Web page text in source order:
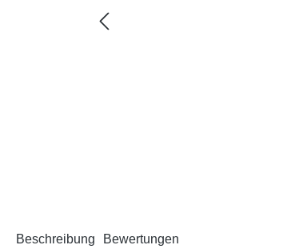
Beschreibung Bewertungen